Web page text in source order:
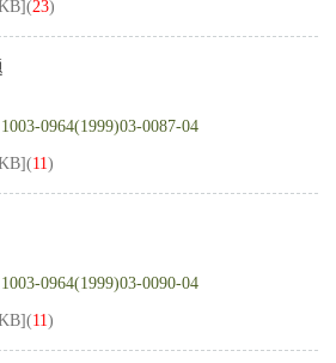
](23)
1003-0964(1999)03-0087-04
](11)
1003-0964(1999)03-0090-04
](11)